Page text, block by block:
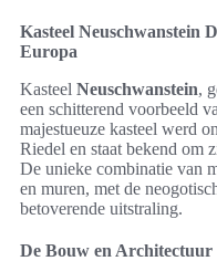
Kasteel Neuschwanstein
Europa
Kasteel Neuschwanstein,
een schitterend voorbeeld
majestueuze kasteel werd
Riedel en staat bekend om
De unieke combinatie van
en muren, met de
betoverende uitstraling.
De Bouw en Architectuur